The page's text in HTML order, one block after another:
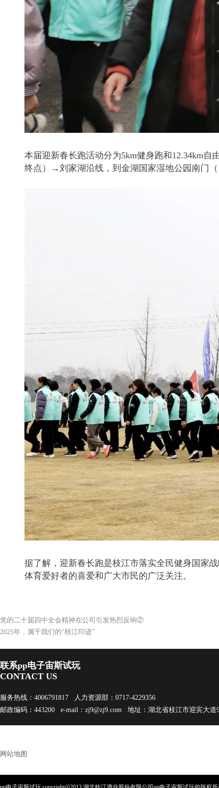
本届迎新春长跑活动分为5km健身跑和12.34km
终点）→刘家湖沿线，到金湖国家湿地公园南门（
据了解，迎新春长跑是枝江市落实全民健身国家
体育爱好者的喜爱和广大市民的广泛关注。
党的二十届四中全会精神在公司引发热烈反响②
2025年，属于我们的“枝江印迹”
联系pp电子宙斯试玩
CONTACT US
服务热线：4006791817 人力资源部：0717-4229356
邮政编码：443200 e-mail： zj9@zj9.com 地址：湖北省枝江市迎宾大
网站地图